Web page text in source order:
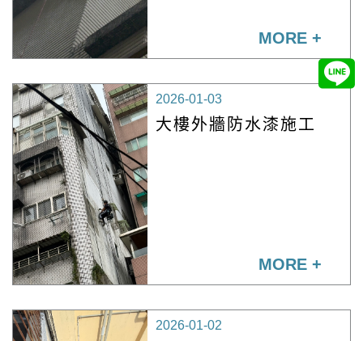
MORE +
2026-01-03
大樓外牆防水漆施工
MORE +
2026-01-02